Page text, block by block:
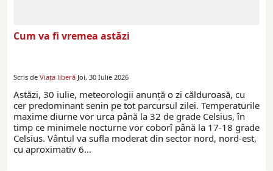
Cum va fi vremea astăzi
Scris de Viaţa liberă Joi, 30 Iulie 2026
Astăzi, 30 iulie, meteorologii anunță o zi călduroasă, cu
cer predominant senin pe tot parcursul zilei. Temperaturile
maxime diurne vor urca până la 32 de grade Celsius, în
timp ce minimele nocturne vor coborî până la 17-18 grade
Celsius. Vântul va sufla moderat din sector nord, nord-est,
cu aproximativ 6…